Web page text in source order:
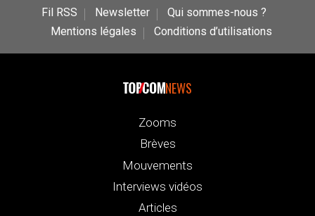
Fil RSS Newsletter
Qui sommes-nous ?
Mentions légales
Conditions d’utilisations
NEWS
Zooms
Brèves
Mouvements
Interviews vidéos
Articles